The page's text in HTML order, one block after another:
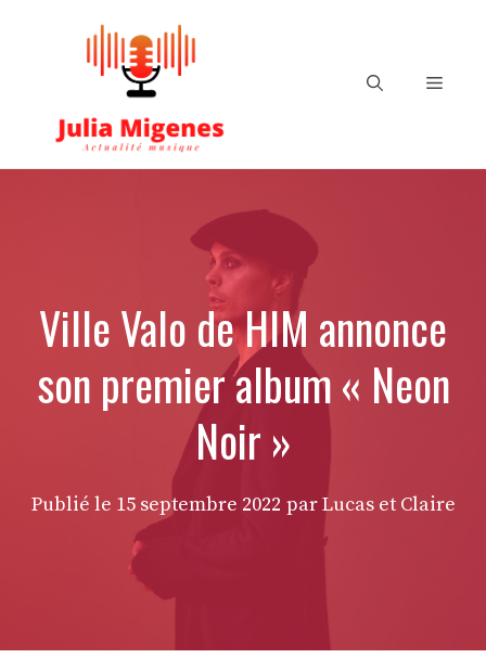
Menu
Ville Valo de HIM annonce
son premier album « Neon
Noir »
Publié le 15 septembre 2022 par Lucas et Claire